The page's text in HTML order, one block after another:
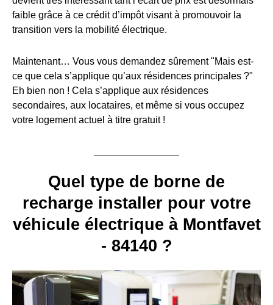
faible grâce à ce crédit d’impôt visant à promouvoir la
transition vers la mobilité électrique.
Maintenant… Vous vous demandez sûrement "Mais est-
ce que cela s’applique qu’aux résidences principales ?"
Eh bien non ! Cela s’applique aux résidences
secondaires, aux locataires, et même si vous occupez
votre logement actuel à titre gratuit !
Quel type de borne de
recharge installer pour votre
véhicule électrique à Montfavet
- 84140 ?